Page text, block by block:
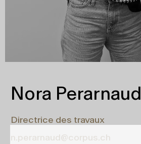
Nora Perarnaud
Directrice des travaux
n.perarnaud@corpus.ch